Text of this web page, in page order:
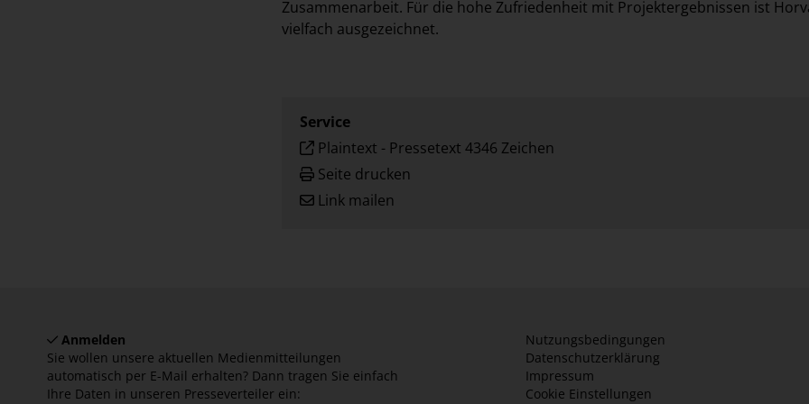
Zusammenarbeit. Für die hohe Zufriedenheit mit Projektergebnissen ist
vielfach ausgezeichnet.
Service
Plaintext - Pressetext 4346 Zeichen
Seite drucken
Link mailen
Anmelden
Sie wollen unsere aktuellen Medienmitteilungen
automatisch per E-Mail erhalten? Dann tragen Sie einfach
Ihre Daten in unseren Presseverteiler ein:
Nutzungsbedingungen
Datenschutzerklärung
Impressum
Cookie Einstellungen